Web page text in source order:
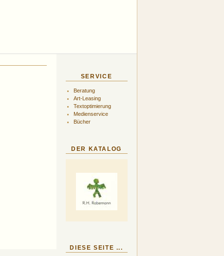
SERVICE
Beratung
Art-Leasing
Textoptimierung
Medienservice
Bücher
DER KATALOG
DIESE SEITE ...